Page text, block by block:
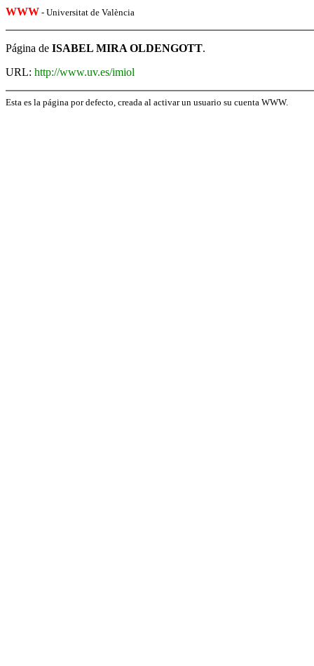
WWW - Universitat de València
Página de ISABEL MIRA OLDENGOTT.
URL: http://www.uv.es/imiol
Esta es la página por defecto, creada al activar un usuario su cuenta WWW.